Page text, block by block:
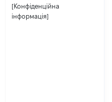
[Конфіденційна
інформація]